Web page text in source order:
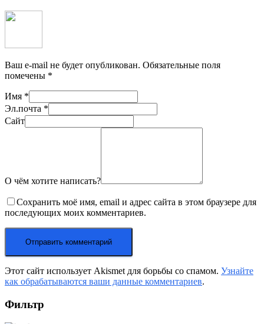
Ваш e-mail не будет опубликован. Обязательные поля
помечены *
Имя *
Эл.почта *
Сайт
О чём хотите написать?
Сохранить моё имя, email и адрес сайта в этом браузере для
последующих моих комментариев.
Этот сайт использует Akismet для борьбы со спамом. Узнайте
как обрабатываются ваши данные комментариев.
Фильтр